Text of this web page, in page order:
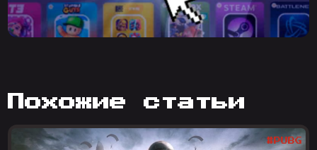
похожие статьи
#PUBG